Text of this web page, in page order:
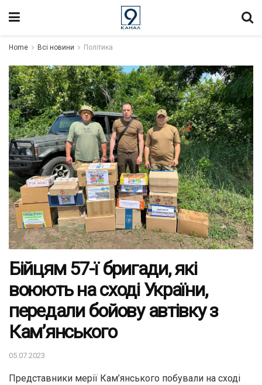
Home Всі новини Політика
Бійцям 57-ї бригади, які
воюють на сході України,
передали бойову автівку з
Кам’янського
05.07.2023
Представники мерії Кам’янського побували на сході